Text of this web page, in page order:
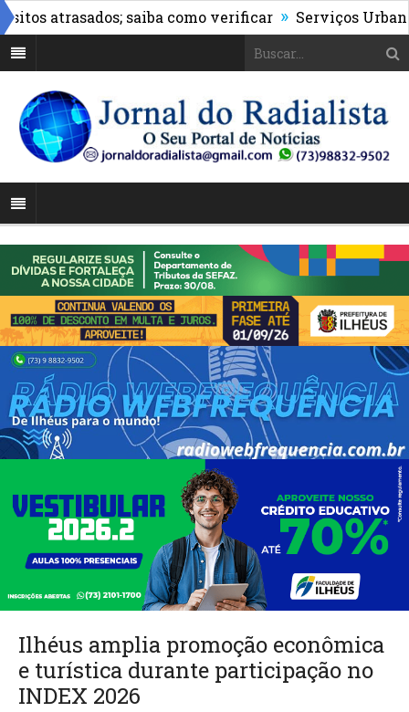
atrasados; saiba como verificar » Serviços Urbanos
Ilhéus amplia promoção econômica
e turística durante participação no
INDEX 2026